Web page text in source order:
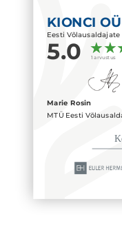
KIONCI OÜ
Eesti
5.0 1 arvustus
Marie Rosin
MTÜ Eesti